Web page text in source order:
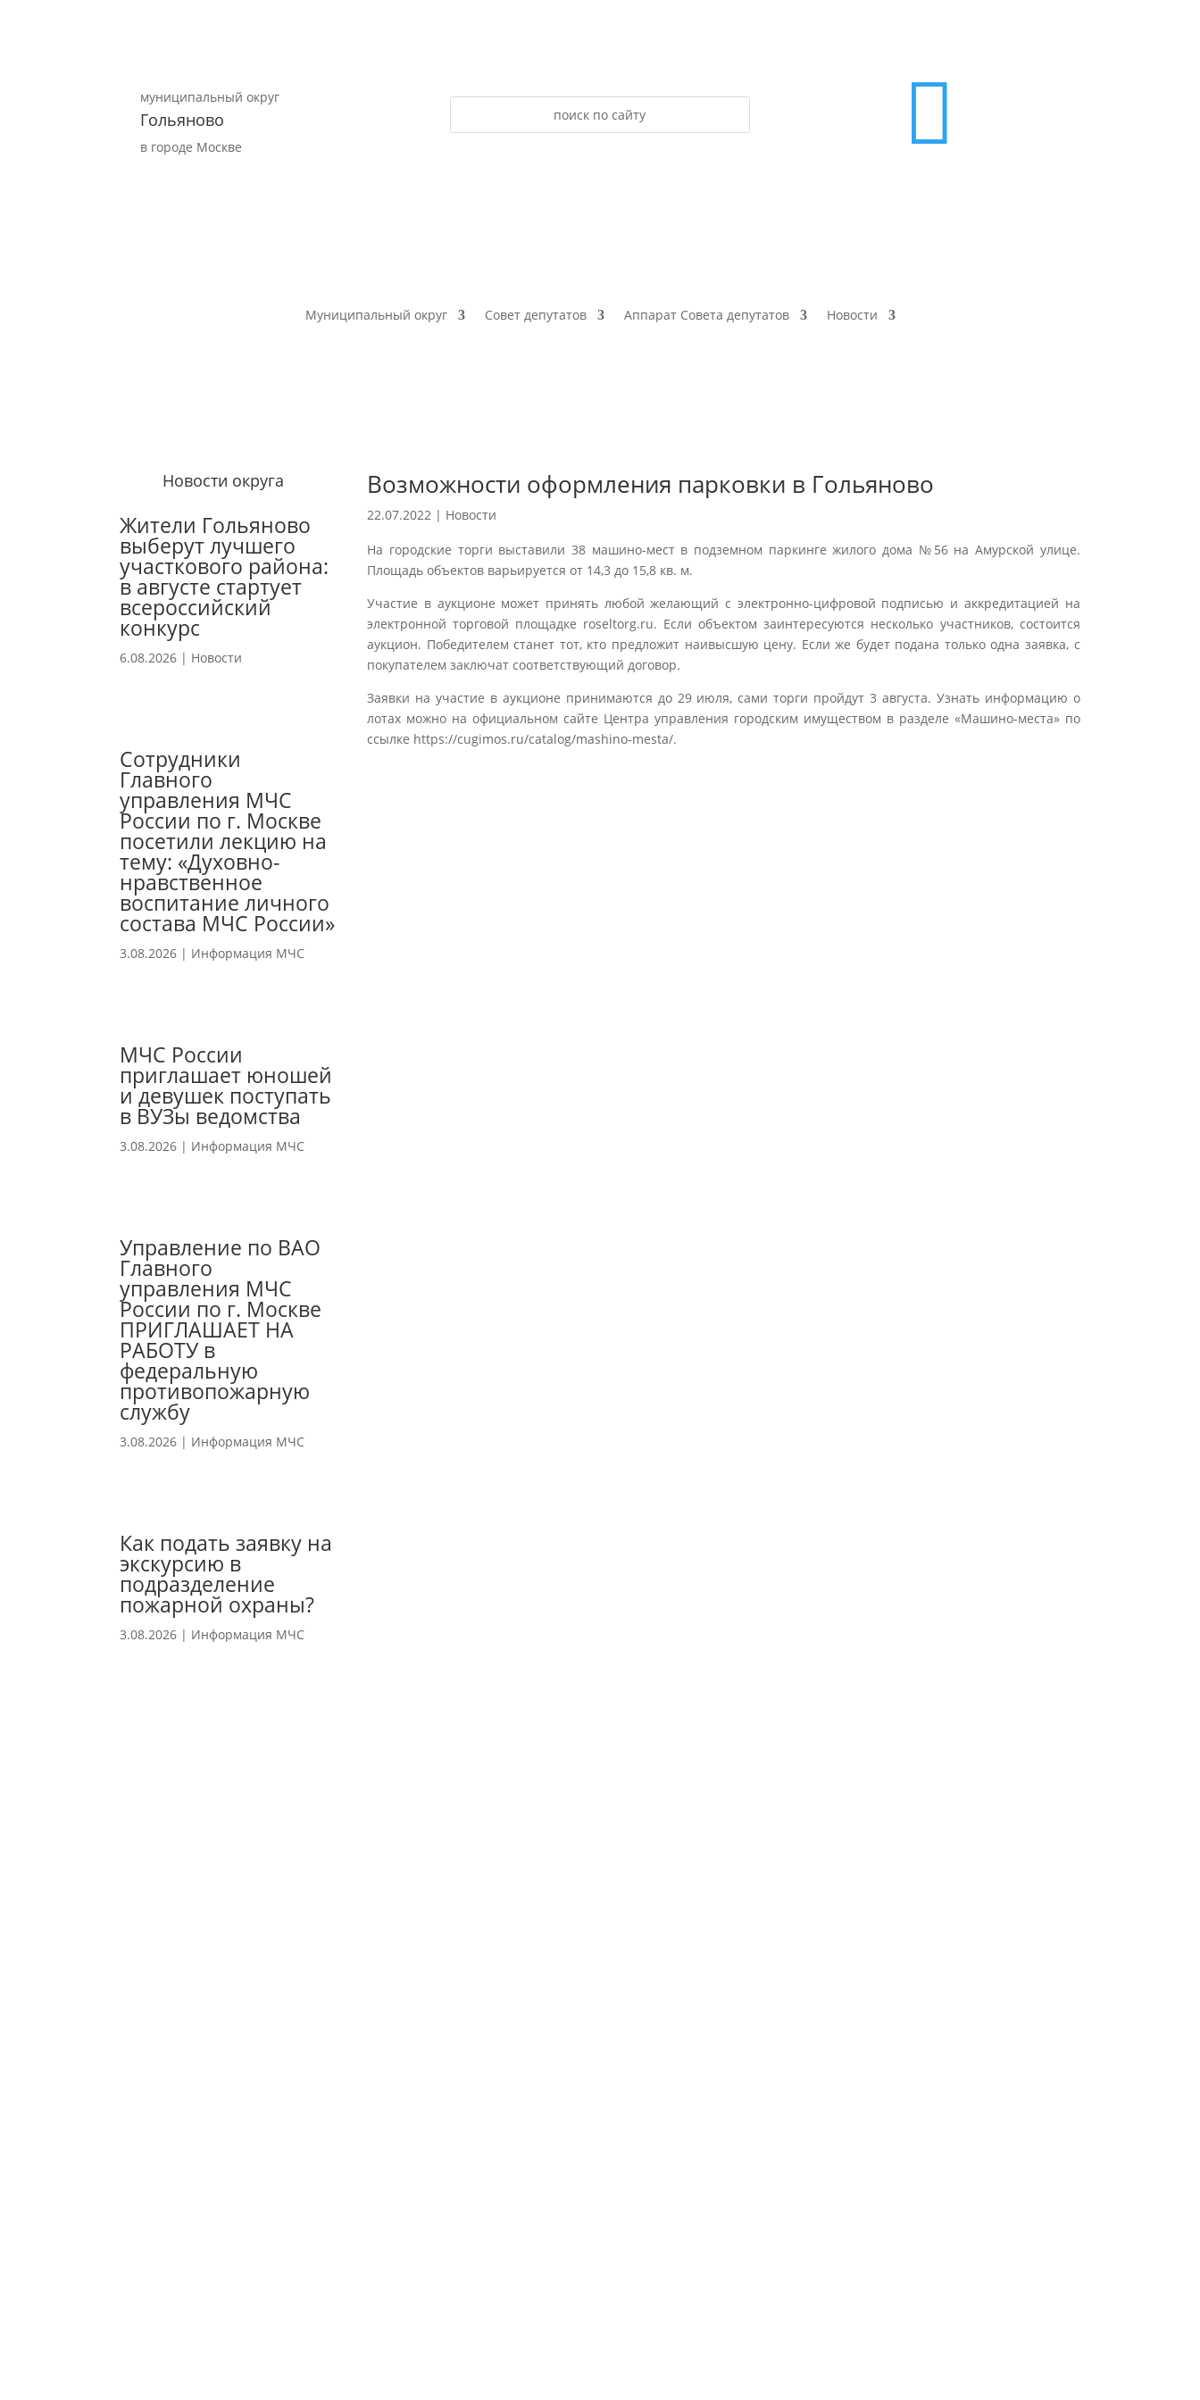
муниципальный округ
Гольяново
в городе Москве 
Муниципальный округ Совет депутатов Аппарат Совета депутатов Новости
Новости округа
Жители Гольяново
выберут лучшего
участкового района:
в августе стартует
всероссийский
конкурс
6.08.2026 | Новости
Сотрудники
Главного
управления МЧС
России по г. Москве
посетили лекцию на
тему: «Духовно-
нравственное
воспитание личного
состава МЧС России»
3.08.2026 | Информация МЧС
МЧС России
приглашает юношей
и девушек поступать
в ВУЗы ведомства
3.08.2026 | Информация МЧС
Управление по ВАО
Главного
управления МЧС
России по г. Москве
ПРИГЛАШАЕТ НА
РАБОТУ в
федеральную
противопожарную
службу
3.08.2026 | Информация МЧС
Как подать заявку на
экскурсию в
подразделение
пожарной охраны?
3.08.2026 | Информация МЧС
Возможности оформления парковки в Гольяново
22.07.2022 | Новости
На городские торги выставили 38 машино-мест в подземном паркинге жилого дома №56 на Амурской улице.
Площадь объектов варьируется от 14,3 до 15,8 кв. м.
Участие в аукционе может принять любой желающий с электронно-цифровой подписью и аккредитацией на
электронной торговой площадке roseltorg.ru. Если объектом заинтересуются несколько участников, состоится
аукцион. Победителем станет тот, кто предложит наивысшую цену. Если же будет подана только одна заявка, с
покупателем заключат соответствующий договор.
Заявки на участие в аукционе принимаются до 29 июля, сами торги пройдут 3 августа. Узнать информацию о
лотах можно на официальном сайте Центра управления городским имуществом в разделе «Машино-места» по
ссылке https://cugimos.ru/catalog/mashino-mesta/.